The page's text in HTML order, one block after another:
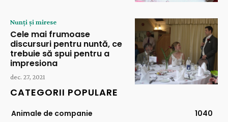
Nunți și mirese
Cele mai frumoase
discursuri pentru nuntă, ce
trebuie să spui pentru a
impresiona
dec. 27, 2021
CATEGORII POPULARE
Animale de companie 1040